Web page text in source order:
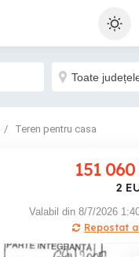
Teren pentru casa
151 060
2
Valabil din 8/7/2026
Repostat